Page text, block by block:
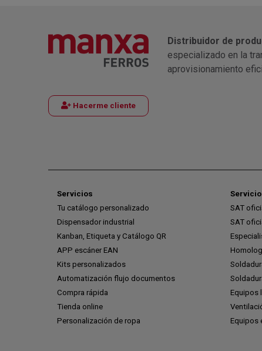
Hacerme cliente
Distribuidor de
especializado en la
aprovisionamiento
Servicios
Tu catálogo personalizado
Dispensador industrial
Kanban, Etiqueta y Catálogo QR
APP escáner EAN
Kits personalizados
Automatización flujo documentos
Compra rápida
Tienda online
Personalización de ropa
SAT
SAT
Equipos
Equipos